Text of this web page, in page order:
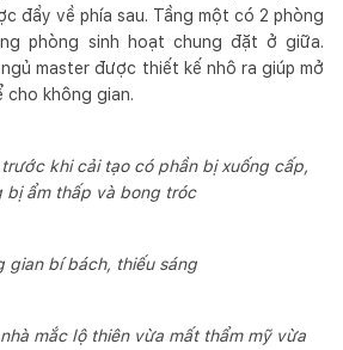
đẩy về phía sau. Tầng một có 2 phòng
phòng sinh hoạt chung đặt ở giữa.
master được thiết kế nhô ra giúp mở
cho không gian.
khi cải tạo có phần bị xuống cấp,
bị ẩm thấp và bong tróc
gian bí bách, thiếu sáng
mắc lộ thiên vừa mất thẩm mỹ vừa